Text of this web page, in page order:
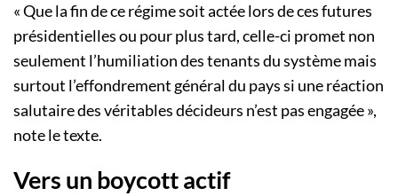
« Que la fin de ce régime soit actée lors de ces futures
présidentielles ou pour plus tard, celle-ci promet non
seulement l’humiliation des tenants du système mais
surtout l’effondrement général du pays si une réaction
salutaire des véritables décideurs n’est pas engagée »,
note le texte.
Vers un boycott actif